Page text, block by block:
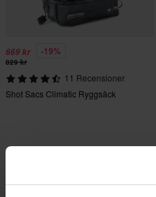
669 kr -19%
829 kr
11 Recensioner
Shot Sacs Climatic Ryggsäck